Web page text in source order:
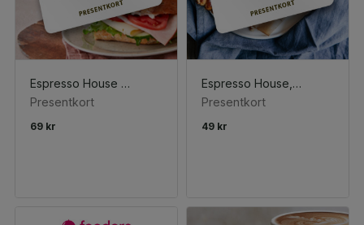
Espresso House Frukostmacka + Bryggkaffe/Te
Presentkort
69 kr
Espresso House, Valfritt bakverk
Presentkort
49 kr